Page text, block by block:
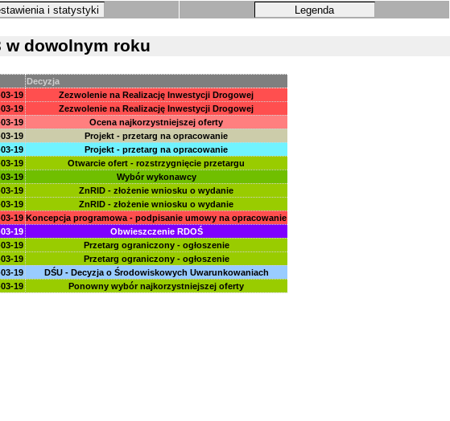
i statystyki Legenda
w dowolnym roku
Decyzja
19 Zezwolenie na Realizację Inwestycji Drogowej
19 Zezwolenie na Realizację Inwestycji Drogowej
19 Ocena najkorzystniejszej oferty
19 Projekt - przetarg na opracowanie
19 Projekt - przetarg na opracowanie
19 Otwarcie ofert - rozstrzygnięcie przetargu
19 Wybór wykonawcy
19 ZnRID - złożenie wniosku o wydanie
19 ZnRID - złożenie wniosku o wydanie
19 Koncepcja programowa - podpisanie umowy na opracowanie
19 Obwieszczenie RDOŚ
19 Przetarg ograniczony - ogłoszenie
19 Przetarg ograniczony - ogłoszenie
19 DŚU - Decyzja o Środowiskowych Uwarunkowaniach
19 Ponowny wybór najkorzystniejszej oferty